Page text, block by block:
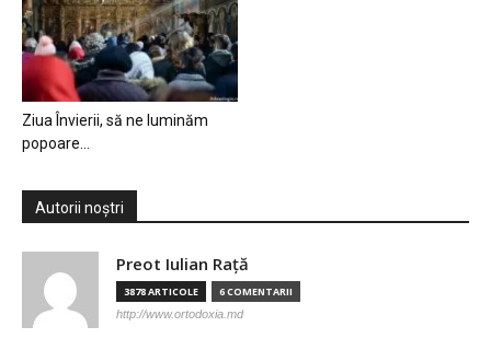
Ziua Învierii, să ne luminăm
popoare…
Autorii noștri
Preot Iulian Raţă
3878 ARTICOLE 6 COMENTARII
http://www.ortodoxia.md